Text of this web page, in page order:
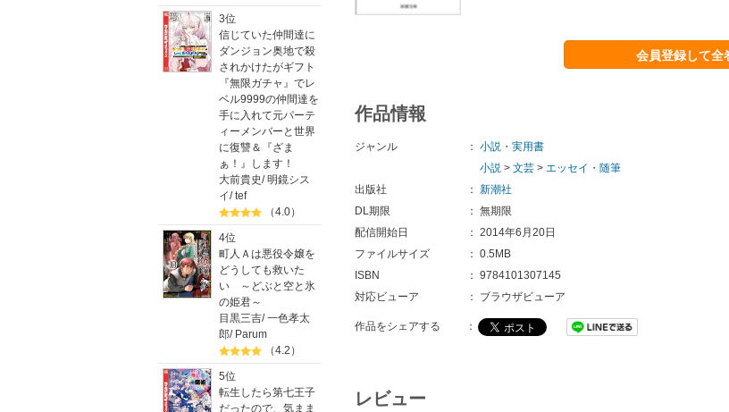
3位
信じていた仲間達に
ダンジョン奥地で殺
されかけたがギフト
『無限ガチャ』でレ
ベル9999の仲間達を
手に入れて元パーテ
ィーメンバーと世界
に復讐＆『ざま
ぁ！』します！
大前貴史/明鏡シス
イ/tef
（4.0）
4位
町人Ａは悪役令嬢を
どうしても救いた
い ～どぶと空と氷
の姫君～
目黒三吉/一色孝太
郎/ Parum
（4.2）
5位
転生したら第七王子
だったので、気まま
会員登録して全
作品情報
ジャンル ： 小説・実用書
小説 > 文芸 > エッセイ・随筆
出版社
： 新潮社
DL期限
： 無期限
配信開始日
： 2014年6月20日
ファイルサイズ
： 0.5MB
ISBN
： 9784101307145
対応ビューア
： ブラウザビューア
作品をシェアする ：
レビュー